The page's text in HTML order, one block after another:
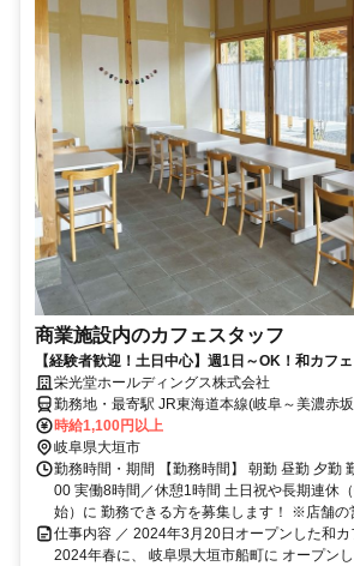
商業施設内のカフェスタッフ
【経験者歓迎！土日中心】週1日～OK！和カフ
支えるフード＆ドリンク調理スタッフ
栄光堂ホールディングス株式会社
勤務地・最寄駅 JR東海道本線(岐阜～美濃赤坂
道養老線 西大垣駅 名阪近鉄バス 奥の細道むす
徒歩3分 ほとんどのスタッフ(従業員)が 車で
時給1,100円以上
岐阜県大垣市
勤務時間・期間 【勤務時間】 朝勤 昼勤 夕勤
00 実働8時間／休憩1時間 土日祝や長期連休
始）に 勤務できる方を募集します！ ※店舗の
仕事内容 ／ 2024年3月20日オープンした和
2024年春に、 岐阜県大垣市船町に オープン